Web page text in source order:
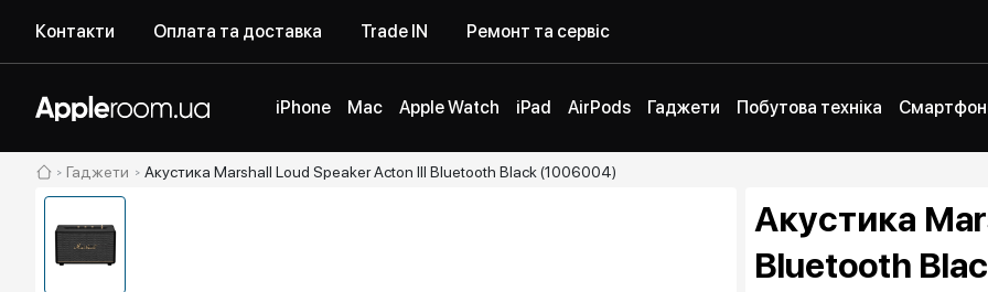
Контакти Оплата та доставка Trade IN Ремонт та сервіс
iPhone Mac Apple Watch iPad AirPods Гаджети Побутова техніка
Гаджети Акустика Marshall Loud Speaker Acton III Bluetooth Black (1006004)
Акустика
Bluetooth